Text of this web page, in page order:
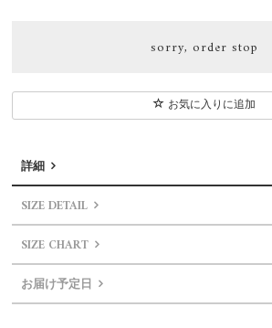
sorry, order stop
お気に入りに追加
詳細
SIZE DETAIL
SIZE CHART
お届け予定日